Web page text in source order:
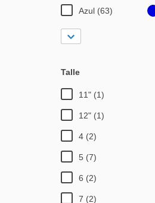
Azul (63)
Talle
11" (1)
12" (1)
4 (2)
5 (7)
6 (2)
7 (2)